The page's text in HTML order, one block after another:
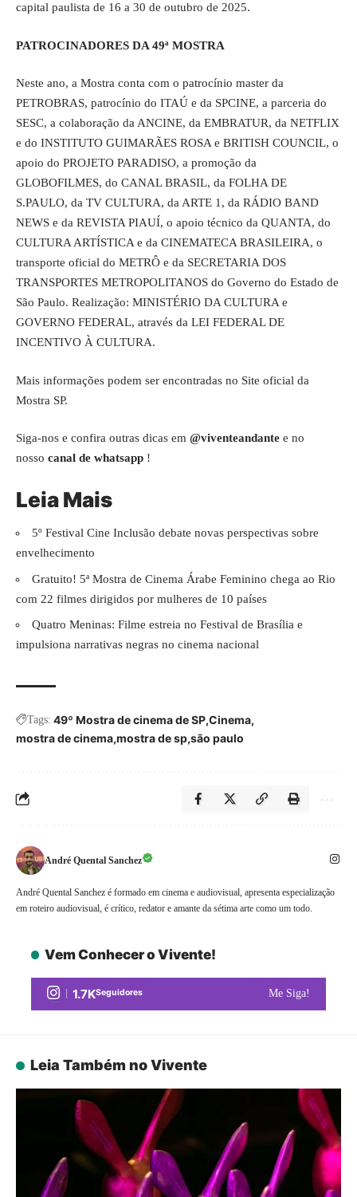
capital paulista de 16 a 30 de outubro de 2025.
PATROCINADORES DA 49ª MOSTRA
Neste ano, a Mostra conta com o patrocínio master da
PETROBRAS, patrocínio do ITAÚ e da SPCINE, a parceria do
SESC, a colaboração da ANCINE, da EMBRATUR, da NETFLIX
e do INSTITUTO GUIMARÃES ROSA e BRITISH COUNCIL, o
apoio do PROJETO PARADISO, a promoção da
GLOBOFILMES, do CANAL BRASIL, da FOLHA DE
S.PAULO, da TV CULTURA, da ARTE 1, da RÁDIO BAND
NEWS e da REVISTA PIAUÍ, o apoio técnico da QUANTA, do
CULTURA ARTÍSTICA e da CINEMATECA BRASILEIRA, o
transporte oficial do METRÔ e da SECRETARIA DOS
TRANSPORTES METROPOLITANOS do Governo do Estado de
São Paulo. Realização: MINISTÉRIO DA CULTURA e
GOVERNO FEDERAL, através da LEI FEDERAL DE
INCENTIVO À CULTURA.
Mais informações podem ser encontradas no Site oficial da
Mostra SP.
Siga-nos e confira outras dicas em @viventeandante e no
nosso canal de whatsapp !
Leia Mais
5º Festival Cine Inclusão debate novas perspectivas sobre
envelhecimento
Gratuito! 5ª Mostra de Cinema Árabe Feminino chega ao Rio
com 22 filmes dirigidos por mulheres de 10 países
Quatro Meninas: Filme estreia no Festival de Brasília e
impulsiona narrativas negras no cinema nacional
Tags: 49º Mostra de cinema de SP Cinema
mostra de cinema mostra de sp são paulo
André Quental Sanchez
André Quental Sanchez é formado em cinema e audiovisual, apresenta especialização
em roteiro audiovisual, é crítico, redator e amante da sétima arte como um todo.
Vem Conhecer o Vivente!
1.7KSeguidores Me Siga!
Leia Também no Vivente